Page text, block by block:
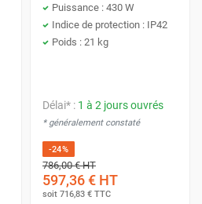
Puissance : 430 W
Indice de protection : IP42
Poids : 21 kg
Délai* : 1 à 2 jours ouvrés
* généralement constaté
-24%
786,00 €HT
597,36 € HT
soit 716,83 € TTC